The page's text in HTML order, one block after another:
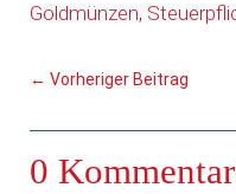
Goldmünzen
← Vorheriger Beitrag
0